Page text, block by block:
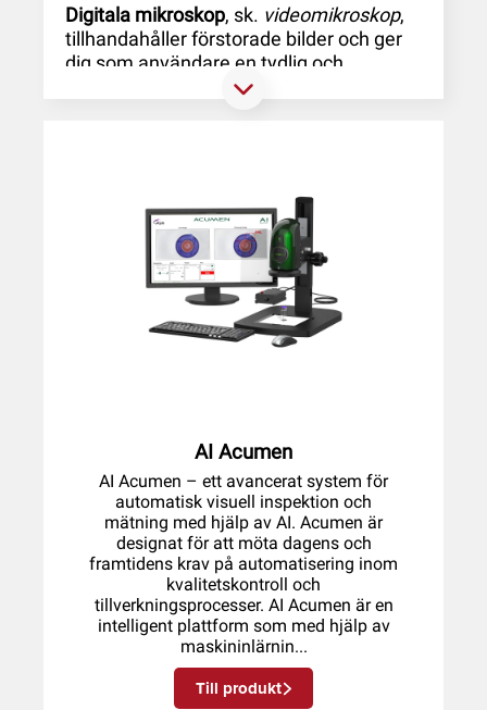
Digitala mikroskop, sk. videomikroskop,
tillhandahåller förstorade bilder och ger
dig som användare en tydlig och
detaljerad vy av dina objekt. Du kan
som tillval. Detta gör det möjligt för dig
att snabbt utföra mätningar på de
inspekterade objekten. Videomikroskop
är viktigt mätverktyg inom flera olika
användningsområden där avsyning och
mätning är av största vikt. Dessa
mikroskop ger användare möjlighet att
digitala mikroskop. Kontakta oss för mer
information kring vårt produktsortiment.
AI Acumen
AI Acumen – ett avancerat system för
automatisk visuell inspektion och
mätning med hjälp av AI. Acumen är
designat för att möta dagens och
framtidens krav på automatisering inom
kvalitetskontroll och
tillverkningsprocesser. AI Acumen är en
intelligent plattform som med hjälp av
maskininlärnin...
Till produkt